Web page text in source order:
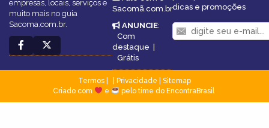
empresas, locais, serviços e
muito mais no guia
Sacoma.com.br.
Sacomã.com.br
ANUNCIE:
Com
destaque |
Grátis
dicas e promoções
Termos Privacidade
Sitemap
Criado com
e pelo time do EncontraBrasil